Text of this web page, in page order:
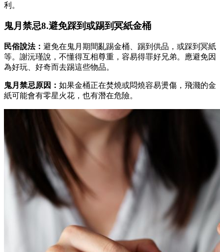
利。
鬼月禁忌8.避免踩到或踢到冥紙金桶
民俗說法： 避免在鬼月期間亂踢金桶、踢到供品，或踩到冥紙
等。謝沅瑾說，不懂得互相尊重，容易得罪好兄弟。應避免因
為好玩、好奇而去踢這些物品。
鬼月禁忌原因： 如果金桶正在焚燒或悶燒容易燙傷，飛濺的金
紙可能會有零星火花，也有潛在危險。